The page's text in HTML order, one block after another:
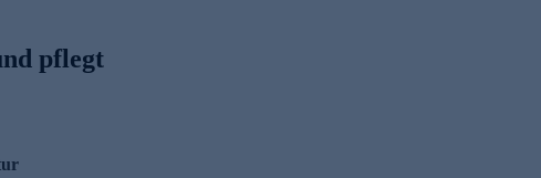
Inhaltsstoff. Sie wirkt als Konservierungsstoff-Verstärker,
in diesem Aktivstoff verwendete PHA ist besonders sanft, moduliert
und als ideale Vorbereitung auf Lippenpflege und Lippen-
pflegt